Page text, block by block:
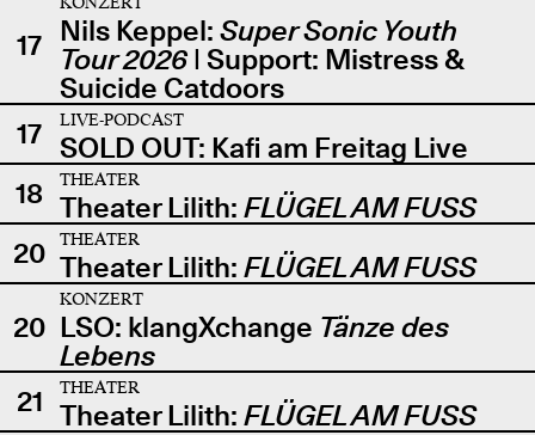
17 Nils Keppel: Super Sonic Youth
Tour 2026| Support: Mistress &
Suicide Catdoors
17
LIVE-PODCAST
SOLD OUT: Kafi am Freitag Live
18
THEATER
Theater Lilith: FLÜGEL AM FUSS
20
THEATER
Theater Lilith: FLÜGEL AM FUSS
20
KONZERT
LSO: klangXchange Tänze des
Lebens
21
THEATER
Theater Lilith: FLÜGEL AM FUSS